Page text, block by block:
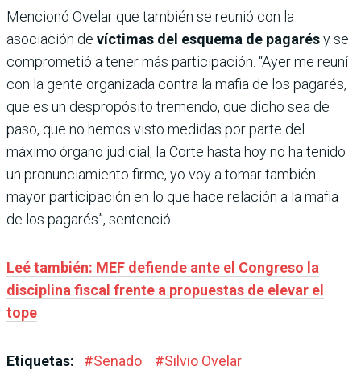
Mencionó Ovelar que también se reunió con la
asociación de víctimas del esquema de pagarésy se
comprometió a tener más participación. “Ayer me reuní
con la gente organizada contra la mafia de los pagarés,
que es un despropósito tremendo, que dicho sea de
paso, que no hemos visto medidas por parte del
máximo órgano judicial, la Corte hasta hoy no ha tenido
un pronunciamiento firme, yo voy a tomar también
mayor participación en lo que hace relación a la mafia
de los pagarés”, sentenció.
Leé también: MEF defiende ante el Congreso la
disciplina fiscal frente a propuestas de elevar el
tope
Etiquetas: #Senado #Silvio Ovelar